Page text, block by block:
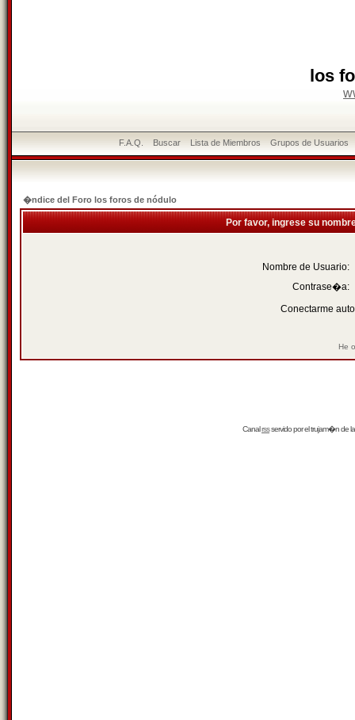
los
F.A.Q. Buscar Lista de Miembros Grupos de Usuarios
�ndice del Foro los foros de nódulo
Por favor, ingrese su
Nombre de Usuario:
Contrase�a:
Conectarme
He
Canalrssservido por eltrujam�nde